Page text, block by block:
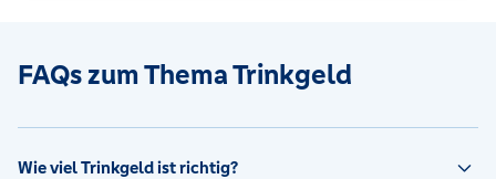
FAQs zum Thema Trinkgeld
Wie viel Trinkgeld ist richtig?